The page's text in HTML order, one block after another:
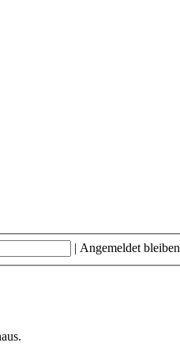
| Angemeldet bleiben